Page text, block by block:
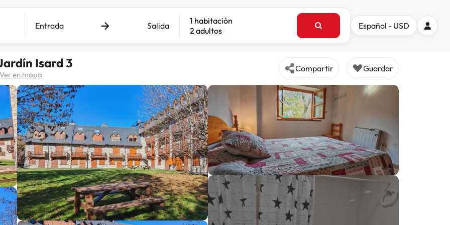
Entrada Salida
1 habitación
2 adultos
Español - USD
Isard 3
Ver en mapa
Compartir Guardar